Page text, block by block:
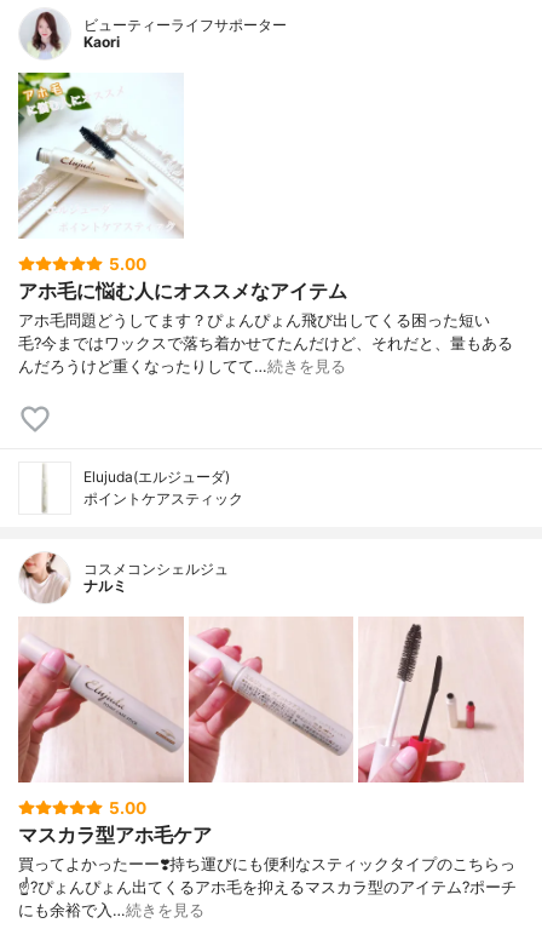
ビューティーライフサポーター
Kaori
5.00
アホ毛に悩む人にオススメなアイテム
アホ毛問題どうしてます？ ぴょんぴょん飛び出してくる困った短い
毛? 今まではワックスで落ち着かせてたんだけど、それだと、量もある
んだろうけど重くなったりしてて…続きを見る
Elujuda(エルジューダ)
ポイントケアスティック
コスメコンシェルジュ
ナルミ
5.00
マスカラ型アホ毛ケア
買ってよかったーー❣️ 持ち運びにも便利なスティックタイプの こちらっ
☝️? ぴょんぴょん出てくる アホ毛を抑えるマスカラ型のアイテム? ポーチ
にも余裕で入…続きを見る